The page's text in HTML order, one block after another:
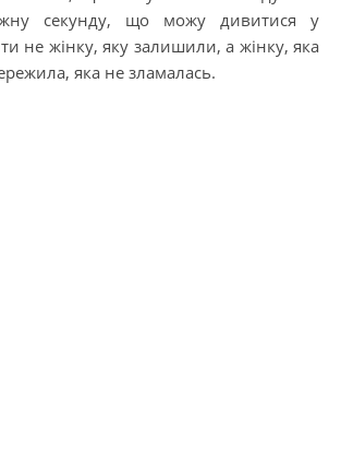
секунду, що можу дивитися у
не жінку, яку залишили, а жінку, яка
яка не зламалась.